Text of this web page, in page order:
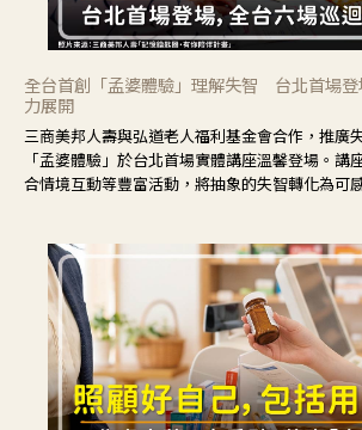
全台首創「孟婆體驗」理解失智 台北首場
力展開
三商美邦人壽與弘道老人福利基金會合作，推廣
「孟婆體驗」於台北首場實體講座溫馨登場。講
合情境互動等豐富活動，將抽象的失智轉化為可